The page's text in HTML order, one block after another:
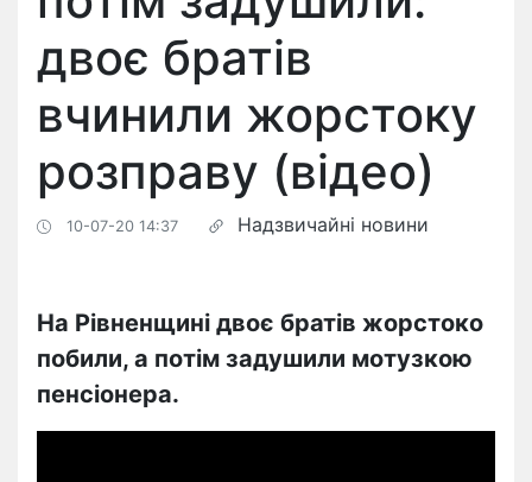
двоє братів
вчинили жорстоку
розправу (відео)
10-07-20 14:37 Надзвичайні новини
На Рівненщині двоє братів жорстоко
побили, а потім задушили мотузкою
пенсіонера.